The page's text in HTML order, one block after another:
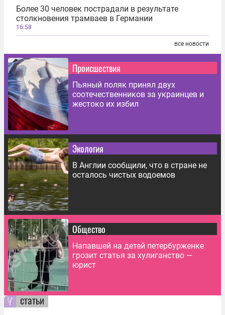
Более 30 человек пострадали в результате
столкновения трамваев в Германии
16:58
все новости
Происшествия
Пьяный поляк принял двух
соотечественников за украинцев и
жестоко их избил
Экология
В Англии сообщили, что в стране не
осталось чистых водоемов
Общество
Напавшей на детей петербурженке
грозит статья за хулиганство —
юрист
статьи